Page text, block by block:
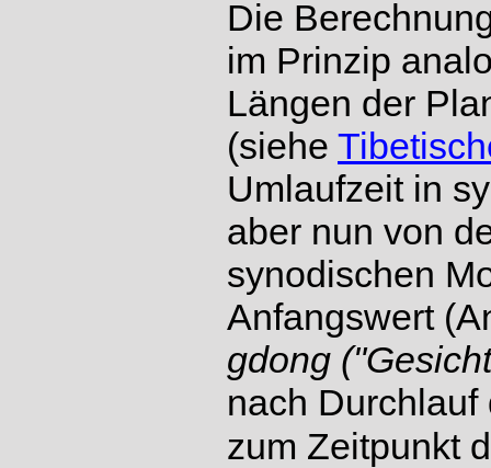
Die
im Prinzip
Längen der
(siehe
Umlaufzeit in
aber nun von
synodischen
Anfangswert
gdong
nach
zum Zeitpunkt